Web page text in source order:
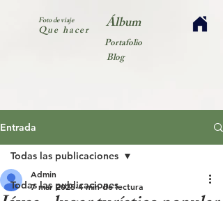
Foto de viaje
Que hacer Álbum
Portafolio
Blog
Entrada
Todas las publicaciones
Todas las publicaciones
Admin
7 mar 2025 4 min de lectura